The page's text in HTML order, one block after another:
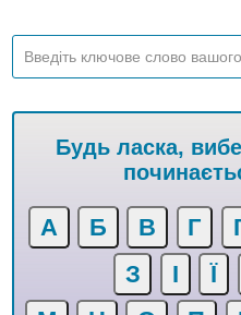
Будь ласка,
А Б В Г
З
І Ї